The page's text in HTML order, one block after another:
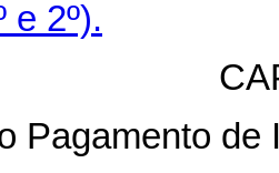
e 2º).
Pagamento de